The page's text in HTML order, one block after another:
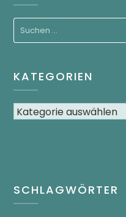
KATEGORIEN
SCHLAGWÖRTER